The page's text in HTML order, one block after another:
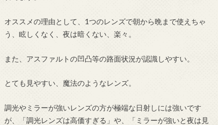
オススメの理由として、1つのレンズで朝から晩まで使えちゃ
う、眩しくなく、夜は暗くない、楽々。
また、アスファルトの凹凸等の路面状況が認識しやすい。
とても見やすい、魔法のようなレンズ。
調光やミラーが強いレンズの方が極端な日射しには強いです
が、「調光レンズは高価すぎる」や、「ミラーが強いと夜は見